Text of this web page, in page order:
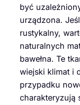
być
urządzona.
rustykalny,
naturalnych
bawełna. Te
wiejski klimat i
przypadku
charakteryzują